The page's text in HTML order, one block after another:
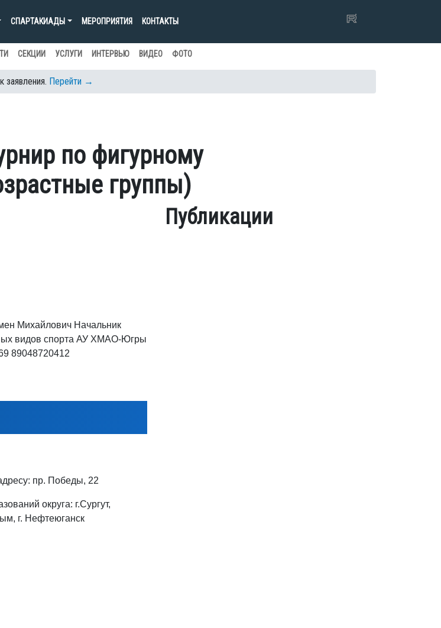
СПАРТАКИАДЫ МЕРОПРИЯТИЯ КОНТАКТЫ
СЕКЦИИ УСЛУГИ ИНТЕРВЬЮ ВИДЕО ФОТО
заявления. Перейти →
по фигурному
группы)
Михайлович Начальник
видов спорта АУ ХМАО-Югры
89048720412
пр. Победы, 22
округа: г.Сургут,
г. Нефтеюганск
Публикации